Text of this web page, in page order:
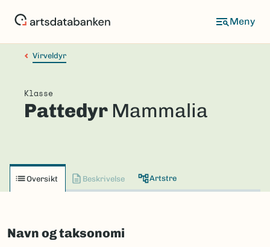
Virveldyr
Klasse
Pattedyr Mammalia
Oversikt Beskrivelse Artstre
Navn og taksonomi